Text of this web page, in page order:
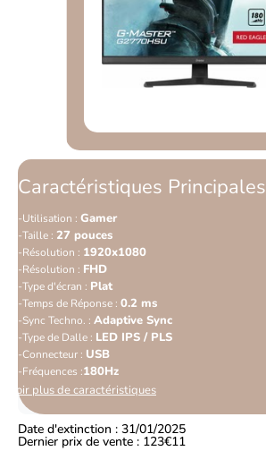
Caractéristiques Principales
Utilisation : Gamer
Taille : 27 pouces
Résolution : 1920x1080
Résolution : FHD
Type d'écran : Plat
Temps de Réponse : 0.2 ms
Sync Techno. : Adaptive Sync
Type de Dalle : LED IPS / PLS
Connecteur : USB
Fréquences :180Hz
Voir plus de caractéristiques
Date d'extinction : 31/01/2025
Dernier prix de vente : 123€11